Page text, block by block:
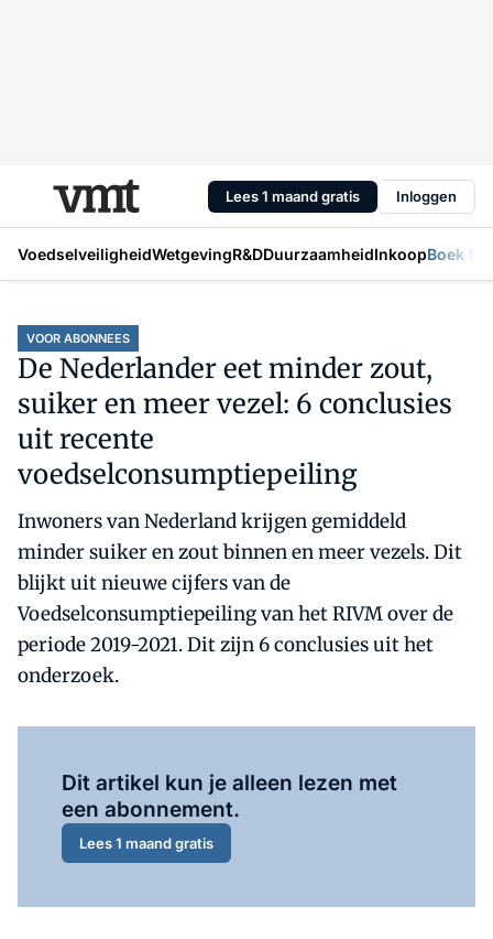
Lees 1 maand gratis Inloggen
VoedselveiligheidWetgevingR&DDuurzaamheidInkoopBoek
VOOR ABONNEES
De Nederlander eet minder zout,
suiker en meer vezel: 6 conclusies
uit recente
voedselconsumptiepeiling
Inwoners van Nederland krijgen gemiddeld
minder suiker en zout binnen en meer vezels. Dit
blijkt uit nieuwe cijfers van de
Voedselconsumptiepeiling van het RIVM over de
periode 2019-2021. Dit zijn 6 conclusies uit het
onderzoek.
Dit artikel kun je alleen lezen met
een abonnement.
Lees 1 maand gratis